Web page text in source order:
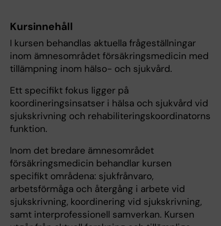
Kursinnehåll
I kursen behandlas aktuella frågeställningar
inom ämnesområdet försäkringsmedicin med
tillämpning inom hälso- och sjukvård.
Ett specifikt fokus ligger på
koordineringsinsatser i hälsa och sjukvård vid
sjukskrivning och rehabiliteringskoordinatorns
funktion.
Inom det bredare ämnesområdet
försäkringsmedicin behandlar kursen
specifikt områdena: sjukfrånvaro,
arbetsförmåga och återgång i arbete vid
sjukskrivning, koordinering vid sjukskrivning,
samt interprofessionell samverkan. Kursen